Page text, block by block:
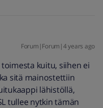
Forum|Forum|4 years ago
kuitu, siihen ei
sitä mainostettiin
lähistöllä,
tullee nytkin tämän